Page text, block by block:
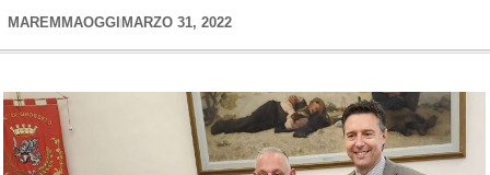
MAREMMAOGGI MARZO 31, 2022